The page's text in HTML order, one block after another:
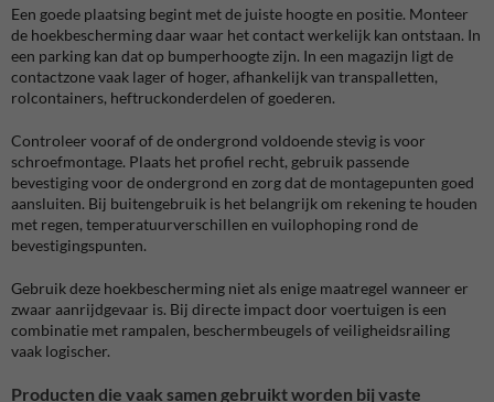
Een goede plaatsing begint met de juiste hoogte en positie. Monteer
de hoekbescherming daar waar het contact werkelijk kan ontstaan. In
een parking kan dat op bumperhoogte zijn. In een magazijn ligt de
contactzone vaak lager of hoger, afhankelijk van transpalletten,
rolcontainers, heftruckonderdelen of goederen.
Controleer vooraf of de ondergrond voldoende stevig is voor
schroefmontage. Plaats het profiel recht, gebruik passende
bevestiging voor de ondergrond en zorg dat de montagepunten goed
aansluiten. Bij buitengebruik is het belangrijk om rekening te houden
met regen, temperatuurverschillen en vuilophoping rond de
bevestigingspunten.
Gebruik deze hoekbescherming niet als enige maatregel wanneer er
zwaar aanrijdgevaar is. Bij directe impact door voertuigen is een
combinatie met rampalen, beschermbeugels of veiligheidsrailing
vaak logischer.
Producten die vaak samen gebruikt worden bij vaste